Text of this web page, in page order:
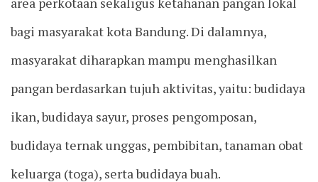
bagi masyarakat kota Bandung. Di dalamnya,
masyarakat diharapkan mampu menghasilkan
pangan berdasarkan tujuh aktivitas, yaitu: budidaya
ikan, budidaya sayur, proses pengomposan,
budidaya ternak unggas, pembibitan, tanaman obat
keluarga (toga), serta budidaya buah.